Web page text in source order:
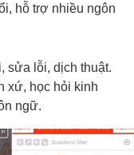
hỗ trợ nhiều ngôn
sửa lỗi, dịch thuật.
xứ, học hỏi kinh
ngữ.